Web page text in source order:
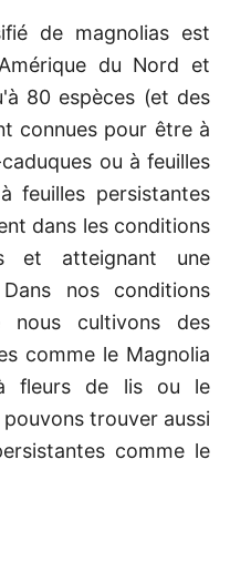
de magnolias est
du Nord et
80 espèces (et des
connues pour être à
ou à feuilles
feuilles persistantes
dans les conditions
et atteignant une
nos conditions
nous cultivons des
comme le Magnolia
fleurs de lis ou le
trouver aussi
comme le